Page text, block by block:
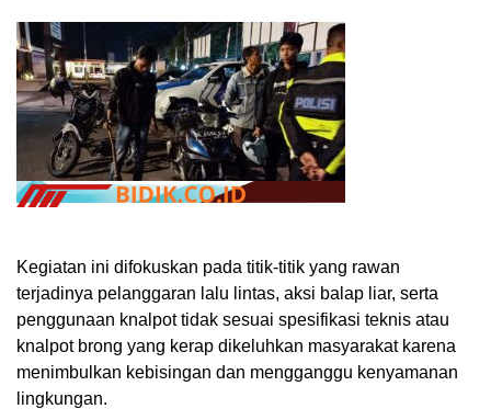
Kegiatan ini difokuskan pada titik-titik yang rawan
terjadinya pelanggaran lalu lintas, aksi balap liar, serta
penggunaan knalpot tidak sesuai spesifikasi teknis atau
knalpot brong yang kerap dikeluhkan masyarakat karena
menimbulkan kebisingan dan mengganggu kenyamanan
lingkungan.